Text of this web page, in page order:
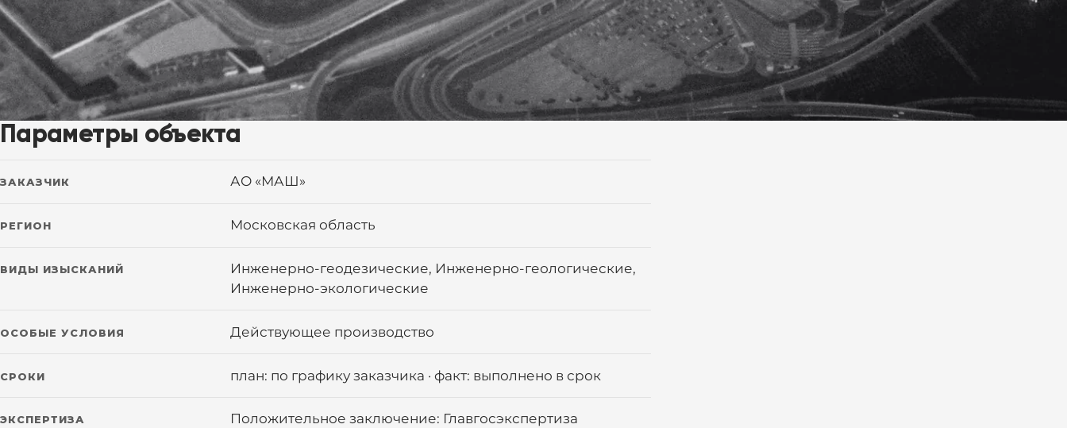
Параметры объекта
ЗАКАЗЧИК АО «МАШ»
РЕГИОН Московская область
ВИДЫ ИЗЫСКАНИЙ
Инженерно-геодезические, Инженерно-геологические,
Инженерно-экологические
ОСОБЫЕ УСЛОВИЯ Действующее производство
СРОКИ план: по графику заказчика · факт: выполнено в срок
ЭКСПЕРТИЗА Положительное заключение: Главгосэкспертиза